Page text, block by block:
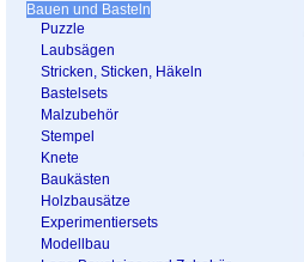
Bauen und Basteln
Puzzle
Laubsägen
Stricken, Sticken, Häkeln
Bastelsets
Malzubehör
Stempel
Knete
Baukästen
Holzbausätze
Experimentiersets
Modellbau